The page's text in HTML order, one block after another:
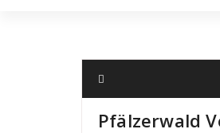
Pfälzerwald